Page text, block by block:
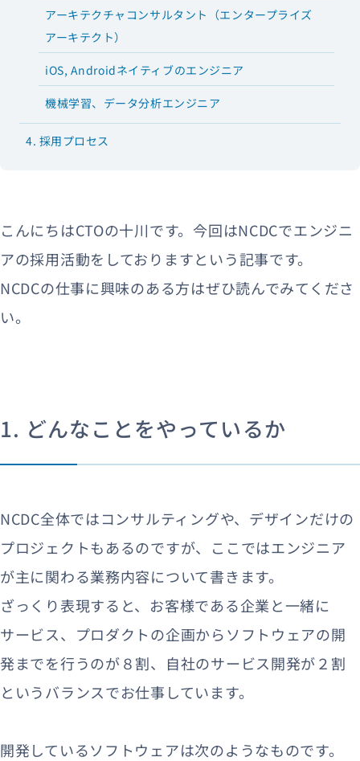
アーキテクチャコンサルタント（エンタープライズ
アーキテクト）
iOS, Androidネイティブのエンジニア
機械学習、データ分析エンジニア
4. 採用プロセス
こんにちはCTOの十川です。今回はNCDCでエンジニ
アの採用活動をしておりますという記事です。
NCDCの仕事に興味のある方はぜひ読んでみてくださ
い。
1. どんなことをやっているか
NCDC全体ではコンサルティングや、デザインだけの
プロジェクトもあるのですが、ここではエンジニア
が主に関わる業務内容について書きます。
ざっくり表現すると、お客様である企業と一緒に
サービス、プロダクトの企画からソフトウェアの開
発までを行うのが８割、自社のサービス開発が２割
というバランスでお仕事しています。
開発しているソフトウェアは次のようなものです。